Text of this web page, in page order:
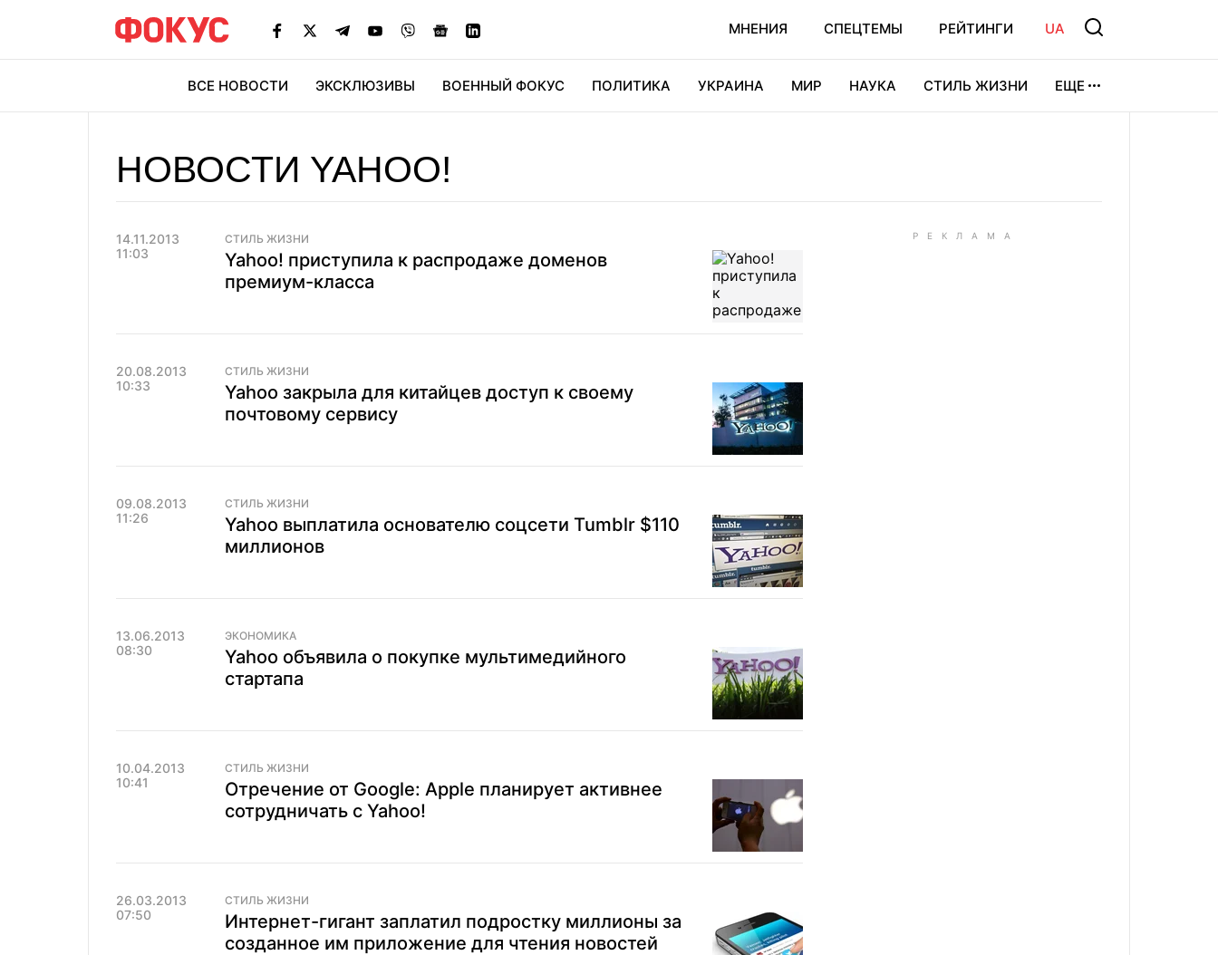
МНЕНИЯ СПЕЦТЕМЫ РЕЙТИНГИ UA
ВСЕ НОВОСТИ ЭКСКЛЮЗИВЫ ВОЕННЫЙ ФОКУС ПОЛИТИКА УКРАИНА МИР НАУКА СТИЛЬ ЖИЗНИ ЕЩЕ
НОВОСТИ YAHOO!
14.11.2013
11:03
СТИЛЬ ЖИЗНИ
Yahoo! приступила к распродаже доменов
премиум-класса
20.08.2013
10:33
СТИЛЬ ЖИЗНИ
Yahoo закрыла для китайцев доступ к своему
почтовому сервису
09.08.2013
11:26
СТИЛЬ ЖИЗНИ
Yahoo выплатила основателю соцсети Tumblr $110
миллионов
13.06.2013
08:30
ЭКОНОМИКА
Yahoo объявила о покупке мультимедийного
стартапа
10.04.2013
10:41
СТИЛЬ ЖИЗНИ
Отречение от Google: Apple планирует активнее
сотрудничать с Yahoo!
26.03.2013
07:50
СТИЛЬ ЖИЗНИ
Интернет-гигант заплатил подростку миллионы за
созданное им приложение для чтения новостей